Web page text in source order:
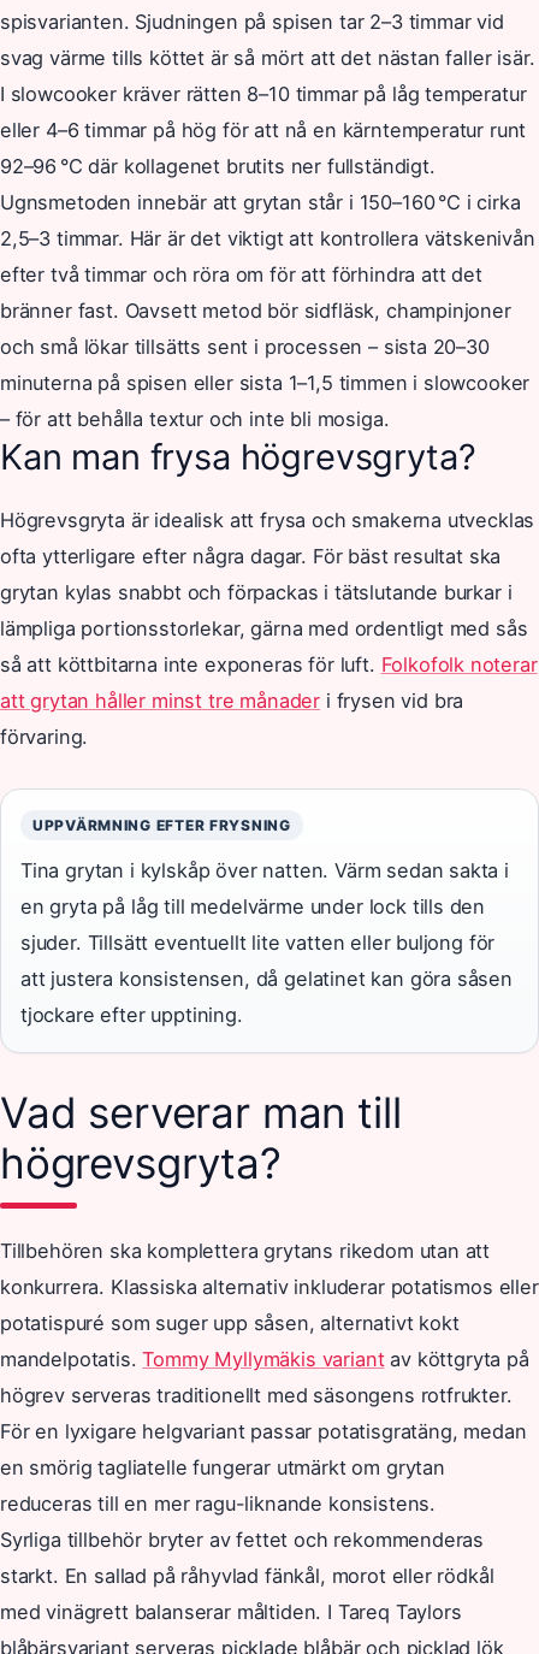
spisvarianten. Sjudningen på spisen tar 2–3 timmar vid
svag värme tills köttet är så mört att det nästan faller isär.
I slowcooker kräver rätten 8–10 timmar på låg temperatur
eller 4–6 timmar på hög för att nå en kärntemperatur runt
92–96 °C där kollagenet brutits ner fullständigt.
Ugnsmetoden innebär att grytan står i 150–160 °C i cirka
2,5–3 timmar. Här är det viktigt att kontrollera vätskenivån
efter två timmar och röra om för att förhindra att det
bränner fast. Oavsett metod bör sidfläsk, champinjoner
och små lökar tillsätts sent i processen – sista 20–30
minuterna på spisen eller sista 1–1,5 timmen i slowcooker
– för att behålla textur och inte bli mosiga.
Kan man frysa högrevsgryta?
Högrevsgryta är idealisk att frysa och smakerna utvecklas
ofta ytterligare efter några dagar. För bäst resultat ska
grytan kylas snabbt och förpackas i tätslutande burkar i
lämpliga portionsstorlekar, gärna med ordentligt med sås
så att köttbitarna inte exponeras för luft. Folkofolk noterar
att grytan håller minst tre månader i frysen vid bra
förvaring.
UPPVÄRMNING EFTER FRYSNING
Tina grytan i kylskåp över natten. Värm sedan sakta i
en gryta på låg till medelvärme under lock tills den
sjuder. Tillsätt eventuellt lite vatten eller buljong för
att justera konsistensen, då gelatinet kan göra såsen
tjockare efter upptining.
Vad serverar man till
högrevsgryta?
Tillbehören ska komplettera grytans rikedom utan att
konkurrera. Klassiska alternativ inkluderar potatismos eller
potatispuré som suger upp såsen, alternativt kokt
mandelpotatis.Tommy Myllymäkis variantav köttgryta på
högrev serveras traditionellt med säsongens rotfrukter.
För en lyxigare helgvariant passar potatisgratäng, medan
en smörig tagliatelle fungerar utmärkt om grytan
reduceras till en mer ragu-liknande konsistens.
Syrliga tillbehör bryter av fettet och rekommenderas
starkt. En sallad på råhyvlad fänkål, morot eller rödkål
med vinägrett balanserar måltiden. I Tareq Taylors
blåbärsvariant serveras picklade blåbär och picklad lök